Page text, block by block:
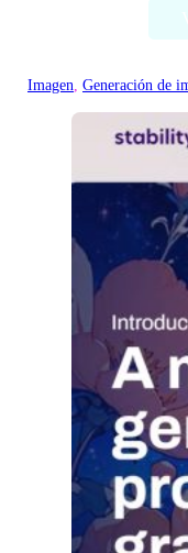
Imagen, Generación de